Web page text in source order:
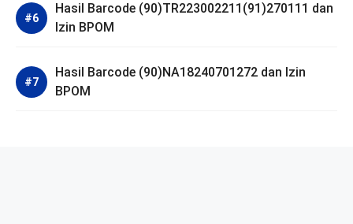
Hasil Barcode (90)TR223002211(91)270111 dan
Izin BPOM
Hasil Barcode (90)NA18240701272 dan Izin
BPOM